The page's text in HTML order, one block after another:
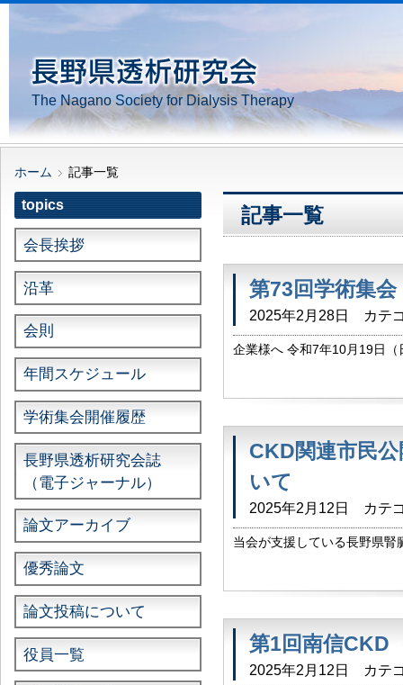
The Nagano Society for Dialysis Therapy
ホーム 記事一覧
記事一覧
第73回学術集
2025年2月28日 カテ
企業様へ 令和7年10月19日
CKD関連市民
いて
2025年2月12日 カテ
当会が支援している長野県
第1回南信CKD
2025年2月12日 カテ
topics
会長挨拶
沿革
会則
年間スケジュール
学術集会開催履歴
長野県透析研究会誌
（電子ジャーナル）
論文アーカイブ
優秀論文
論文投稿について
役員一覧